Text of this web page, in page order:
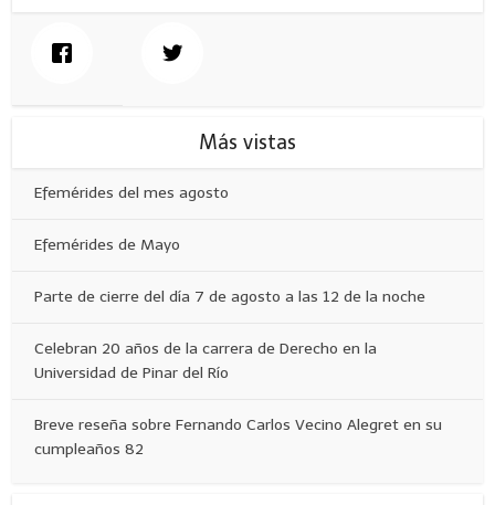
Más vistas
Efemérides del mes agosto
Efemérides de Mayo
Parte de cierre del día 7 de agosto a las 12 de la noche
Celebran 20 años de la carrera de Derecho en la
Universidad de Pinar del Río
Breve reseña sobre Fernando Carlos Vecino Alegret en su
cumpleaños 82